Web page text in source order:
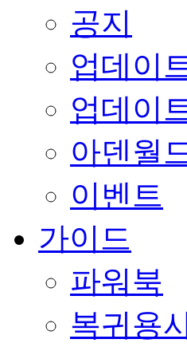
공지
업데이
업데이
아덴월
이벤트
가이드
파워북
복귀용